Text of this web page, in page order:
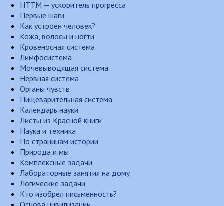
НТТМ — ускоритель прогресса
Первые шаги
Как устроен человек?
Кожа, волосы и ногти
Кровеносная система
Лимфосистема
Мочевыводящая система
Нервная система
Органы чувств
Пищеварительная система
Календарь науки
Листы из Красной книги
Наука и техника
По страницам истории
Природа и мы
Комплексные задачи
Лабораторные занятия на дому
Логические задачи
Кто изобрел письменность?